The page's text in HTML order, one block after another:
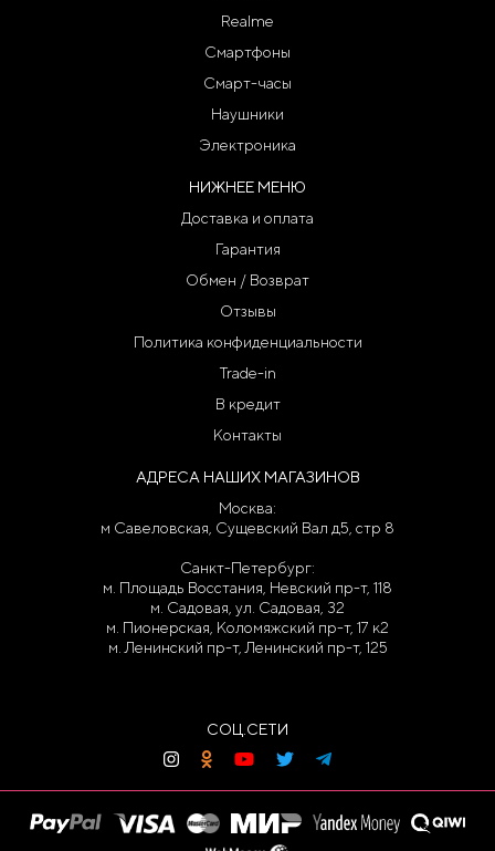
Realme
Смартфоны
Смарт-часы
Наушники
Электроника
НИЖНЕЕ МЕНЮ
Доставка и оплата
Гарантия
Обмен / Возврат
Отзывы
Политика конфиденциальности
Trade-in
В кредит
Контакты
АДРЕСА НАШИХ МАГАЗИНОВ
Москва:
м Савеловская, Сущевский Вал д5, стр 8
Санкт-Петербург:
м. Площадь Восстания, Невский пр-т, 118
м. Садовая, ул. Садовая, 32
м. Пионерская, Коломяжский пр-т, 17 к2
м. Ленинский пр-т, Ленинский пр-т, 125
СОЦ.СЕТИ